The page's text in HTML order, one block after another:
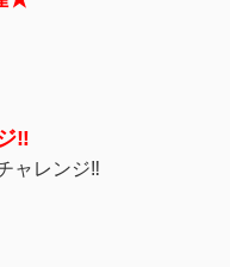
‼
ャレンジ‼